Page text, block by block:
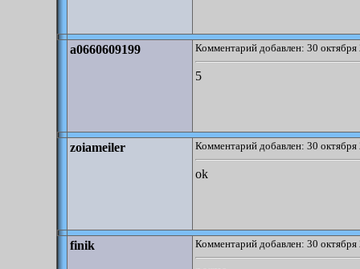
a0660609199 Комментарий добавлен: 30
5
zoiameiler Комментарий добавлен: 30
ok
finik Комментарий добавлен: 30